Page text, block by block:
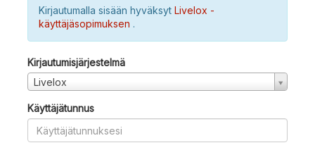
Kirjautumalla sisään hyväksyt Livelox -
käyttäjäsopimuksen .
Kirjautumisjärjestelmä
Livelox
Käyttäjätunnus